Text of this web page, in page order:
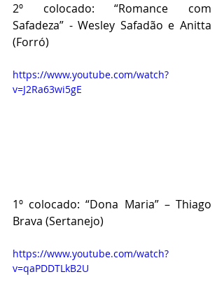
2º colocado: “Romance com
Safadeza” - Wesley Safadão e Anitta
(Forró)
https://www.youtube.com/watch?
v=J2Ra63wi5gE
1º colocado: “Dona Maria” – Thiago
Brava (Sertanejo)
https://www.youtube.com/watch?
v=qaPDDTLkB2U